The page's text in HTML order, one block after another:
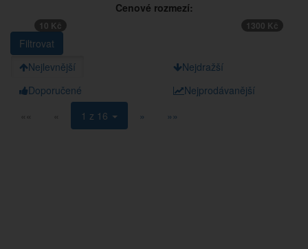
Cenové rozmezí:
10 Kč 1300 Kč
Nejlevnější
Nejdražší
Doporučené
Nejprodávanější
««
« 1 z 16 » »»